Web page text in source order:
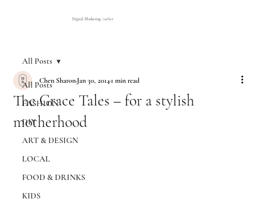
Digital Marketing Atelier
All Posts
FASHION
DIY
ART & DESIGN
LOCAL
FOOD & DRINKS
KIDS
All Posts
The Grace Tales – for a stylish
motherhood
Chen SharonJan 30, 20141 min read